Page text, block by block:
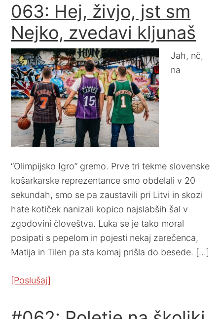
063: Hej, živjo, jst sm
Nejko, zvedavi kljunaš
Jah, nč,
na
“Olimpijsko Igro” gremo. Prve tri tekme slovenske
košarkarske reprezentance smo obdelali v 20
sekundah, smo se pa zaustavili pri Litvi in skozi
hate kotiček nanizali kopico najslabših šal v
zgodovini človeštva. Luka se je tako moral
posipati s pepelom in pojesti nekaj zarečenca,
Matija in Tilen pa sta komaj prišla do besede. […]
[Poslušaj]